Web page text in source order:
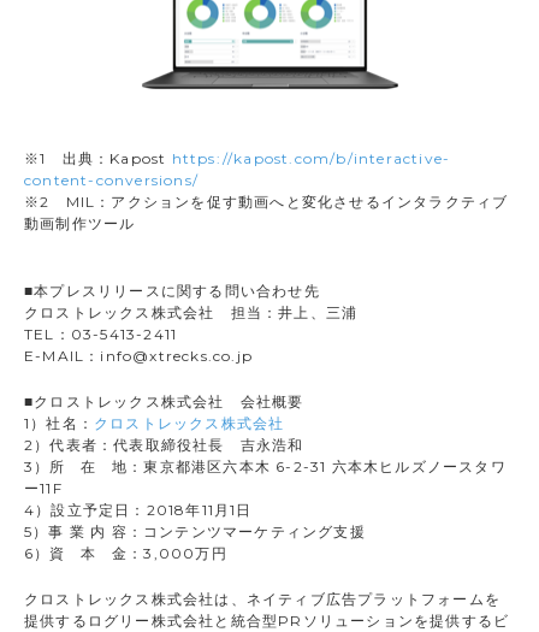
※1 出典：Kapost https://kapost.com/b/interactive-
content-conversions/
※2 MIL：アクションを促す動画へと変化させるインタラクティブ
動画制作ツール
■本プレスリリースに関する問い合わせ先
クロストレックス株式会社 担当：井上、三浦
TEL：03-5413-2411
E-MAIL：info@xtrecks.co.jp
■クロストレックス株式会社 会社概要
1）社名： クロストレックス株式会社
2）代表者：代表取締役社長 吉永浩和
3）所 在 地：東京都港区六本木 6-2-31 六本木ヒルズノースタワ
ー11F
4）設立予定日：2018年11月1日
5）事 業 内 容：コンテンツマーケティング支援
6）資 本 金：3,000万円
クロストレックス株式会社は、ネイティブ広告プラットフォームを
提供するログリー株式会社と統合型PRソリューションを提供するビ